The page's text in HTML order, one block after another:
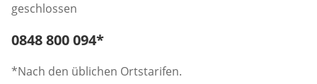
geschlossen
Telefonnummer:
0848 800 094*
*Nach den üblichen Ortstarifen.